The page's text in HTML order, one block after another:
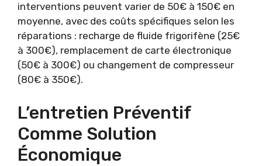
interventions peuvent varier de 50€ à 150€ en
moyenne, avec des coûts spécifiques selon les
réparations : recharge de fluide frigorifène (25€
à 300€), remplacement de carte électronique
(50€ à 300€) ou changement de compresseur
(80€ à 350€).
L’entretien Préventif
Comme Solution
Économique